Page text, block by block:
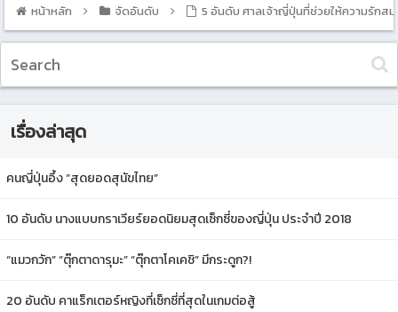
หน้าหลัก จัดอันดับ 5 อันดับ ศาลเจ้าญี่ปุ่นที่ช่วยให้ความรักส
เรื่องล่าสุด
คนญี่ปุ่นอึ้ง “สุดยอดสุนัขไทย”
10 อันดับ นางแบบกราเวียร์ยอดนิยมสุดเซ็กซี่ของญี่ปุ่น ประจำปี 2018
“แมวกวัก” “ตุ๊กตาดารุมะ” “ตุ๊กตาโคเคชิ” มีกระดูก?!
20 อันดับ คาแร็กเตอร์หญิงที่เซ็กซี่ที่สุดในเกมต่อสู้